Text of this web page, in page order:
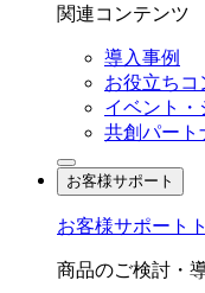
関連コンテンツ
導入事例
お役立ちコ
イベント・
共創パート
お客様サポート
お客様サポート
商品のご検討・